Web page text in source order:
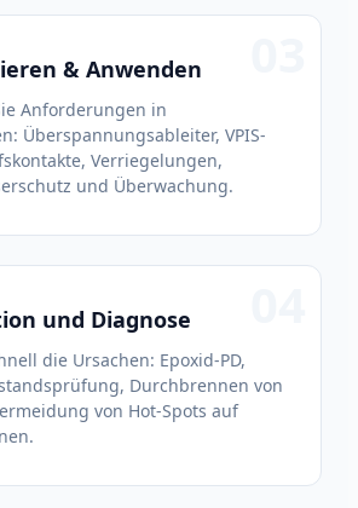
& Anwenden
Anforderungen in
Überspannungsableiter, VPIS-
Verriegelungen,
und Überwachung.
und Diagnose
die Ursachen: Epoxid-PD,
Durchbrennen von
von Hot-Spots auf